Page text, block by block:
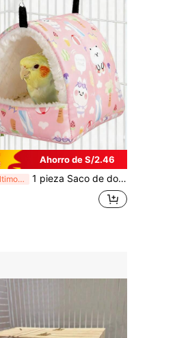
Ahorro de S/2.46
¡Últimos 3 días 1 pieza Saco de dormir de triángulo con cobertura completa y estampado de dibujos animados para loros, hámsteres, pájaros pequeños en otoño e invierno